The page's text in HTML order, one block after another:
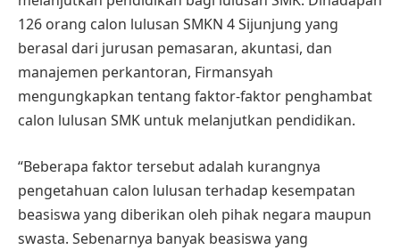
126 orang calon lulusan SMKN 4 Sijunjung yang
berasal dari jurusan pemasaran, akuntasi, dan
manajemen perkantoran, Firmansyah
mengungkapkan tentang faktor-faktor penghambat
calon lulusan SMK untuk melanjutkan pendidikan.
“Beberapa faktor tersebut adalah kurangnya
pengetahuan calon lulusan terhadap kesempatan
beasiswa yang diberikan oleh pihak negara maupun
swasta. Sebenarnya banyak beasiswa yang